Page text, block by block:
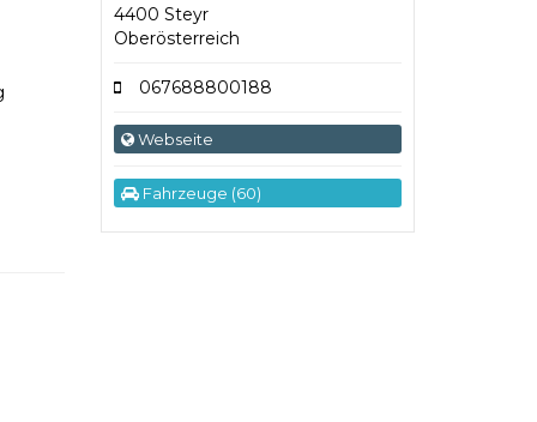
4400 Steyr
Oberösterreich
067688800188
Webseite
Fahrzeuge (60)